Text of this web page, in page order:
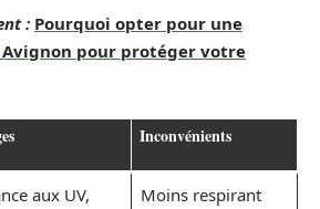
: Pourquoi opter pour une
pour protéger votre
Inconvénients
aux UV,
Moins respirant